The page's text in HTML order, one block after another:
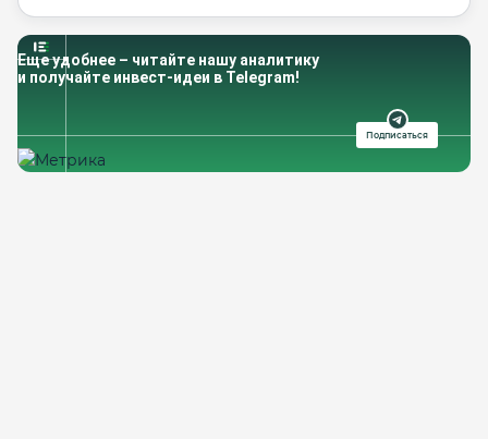
Еще удобнее – читайте нашу аналитику
и получайте инвест-идеи в Telegram!
Подписаться